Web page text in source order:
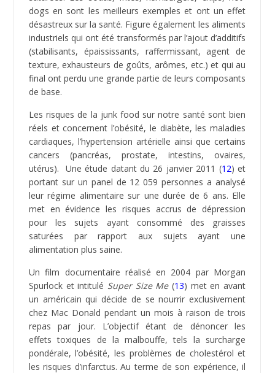
Les additifs autorisés se répartissent en plusieurs
groupes : agents colorants codés E1xx, conservateurs
alimentaires codés E2xx, antioxydants codés E3xx,
agents de texture codés E4xx (dont les émulsifiants
par exemple) et E14xx (amidons modifiés) et les
goût et acidifiants, de code 5xx et supérieur ( 8).
Selon une étude ( ) menée par des allergologues,
l’hypersensibilité aux additifs provoque des effets
allergique de la peau ou de la gorge, hypersécrétion
bronchique, eczéma. Les symptômes peuvent
provoquer une véritable crise d’asthme voir même
provoquer un gonflement du visage et des
OGM, saccharine, aspartame, sorbate de calcium,
acide sorbique, colorants artificiels, nitrates, bromate
Les huiles hydrogénées ont subi un processus
d’hydrogénation partiel (injection à haute pression de
dihydrogène gazeux) afin de prolonger leur durée de
conservation et d’augmenter leur stabilité à haute
température. Un inconvénient de l’hydrogénation
solides ou semi-solides (margarines) qui ont subit ce
Les acides gras partiellement hydrogénés sont utilisés
durée de conservation des aliments. Les acides gras
augmentent le risque de maladie
cardiaque selon l’Autorité Européenne de Sécurité des
Aliments (AESA) dans un avis d’experts de 2004 (
L’absorption d’acides grastransn’est ni nécessaire, ni
11
celle des autres acides gras naturels (saturés, ou
insaturéscis). Une consommation
régulière augmente notamment les risques de cancer
du sein ainsi que de maladies cardio-vasculaires.
Lorsque vous ferez vos courses, évitez les produits
“diglycérides” (additifs alimentaires n° E471 et E472),